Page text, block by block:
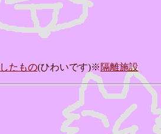
たもの(ひわいです)※ 隔離施設